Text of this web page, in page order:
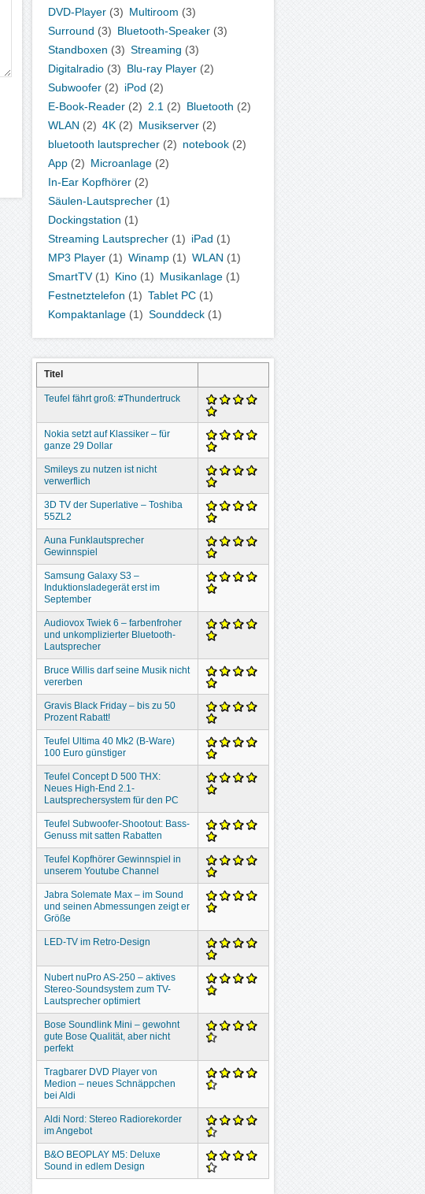
DVD-Player (3) Multiroom (3)
Surround (3) Bluetooth-Speaker (3)
Standboxen (3) Streaming (3)
Digitalradio (3) Blu-ray Player (2)
Subwoofer (2) iPod (2)
E-Book-Reader (2) 2.1 (2) Bluetooth (2)
WLAN (2) 4K (2) Musikserver (2)
bluetooth lautsprecher (2) notebook (2)
App (2) Microanlage (2)
In-Ear Kopfhörer (2)
Säulen-Lautsprecher (1)
Dockingstation (1)
Streaming Lautsprecher (1) iPad (1)
MP3 Player (1) Winamp (1) WLAN (1)
SmartTV (1) Kino (1) Musikanlage (1)
Festnetztelefon (1) Tablet PC (1)
Kompaktanlage (1) Sounddeck (1)
Titel
Teufel fährt groß: #Thundertruck
Nokia setzt auf Klassiker – für
ganze 29 Dollar
Smileys zu nutzen ist nicht
verwerflich
3D TV der Superlative – Toshiba
55ZL2
Auna Funklautsprecher
Gewinnspiel
Samsung Galaxy S3 –
Induktionsladegerät erst im
September
Audiovox Twiek 6 – farbenfroher
und unkomplizierter Bluetooth-
Lautsprecher
Bruce Willis darf seine Musik nicht
vererben
Gravis Black Friday – bis zu 50
Prozent Rabatt!
Teufel Ultima 40 Mk2 (B-Ware)
100 Euro günstiger
Teufel Concept D 500 THX:
Neues High-End 2.1-
Lautsprechersystem für den PC
Teufel Subwoofer-Shootout: Bass-
Genuss mit satten Rabatten
Teufel Kopfhörer Gewinnspiel in
unserem Youtube Channel
Jabra Solemate Max – im Sound
und seinen Abmessungen zeigt er
Größe
LED-TV im Retro-Design
Nubert nuPro AS-250 – aktives
Stereo-Soundsystem zum TV-
Lautsprecher optimiert
Bose Soundlink Mini – gewohnt
gute Bose Qualität, aber nicht
perfekt
Tragbarer DVD Player von
Medion – neues Schnäppchen
bei Aldi
Aldi Nord: Stereo Radiorekorder
im Angebot
B&O BEOPLAY M5: Deluxe
Sound in edlem Design